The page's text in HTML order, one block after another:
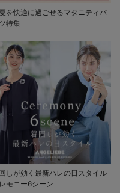
を快適に過ごせるマタニティパ
特集
しが効く最新ハレの日スタイル
モニー6シーン